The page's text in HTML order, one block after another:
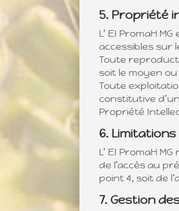
5. Propriété
L’ EI PromaH
accessibles sur
Toute
soit le moyen
Toute
constitutive
Propriété
6.
L’ EI PromaH
de l’accès au
point 4, soit de
7. Gestion